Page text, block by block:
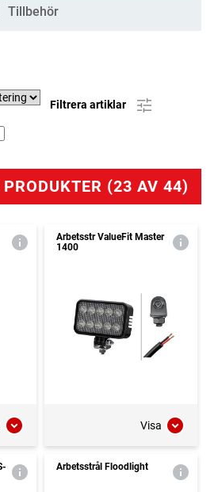
Tillbehör
Filtrera artiklar
(23 AV 44)
Arbetsstr ValueFit Master
1400
Visa
Arbetsstrål Floodlight